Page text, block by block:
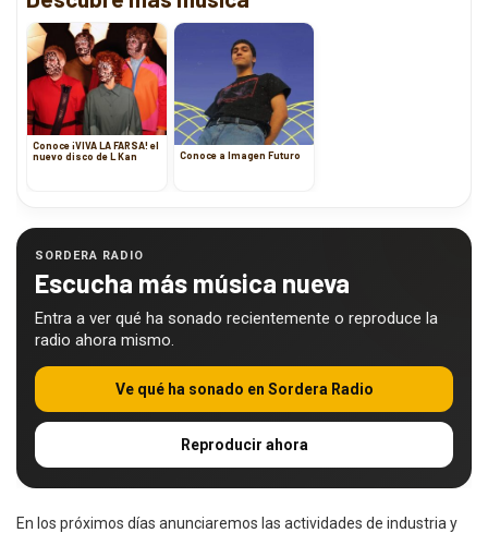
Conoce ¡VIVA LA FARSA! el
nuevo disco de L Kan
Conoce a Imagen Futuro
SORDERA RADIO
Escucha más música nueva
Entra a ver qué ha sonado recientemente o reproduce la
radio ahora mismo.
Ve qué ha sonado en Sordera Radio
Reproducir ahora
En los próximos días anunciaremos las actividades de industria y